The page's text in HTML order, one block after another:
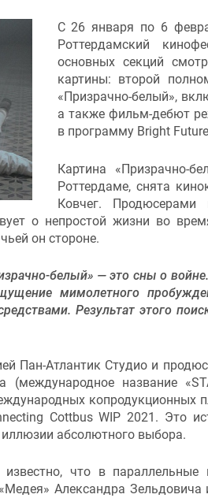
С 26 января по 6
Роттердамский
основных секций
картины: второй
«Призрачно-белый»,
а также фильм-дебют
в программу Bright
Картина «Призрачно-
Роттердаме, снята
Ковчег.
о непростой жизни во
он стороне.
белый» — это сны о
мимолетного
Результат этого
Пан-Атлантик Студио и
(международное название
копродукционных
Cottbus WIP 2021. Это
абсолютного выбора.
известно, что в
Александра